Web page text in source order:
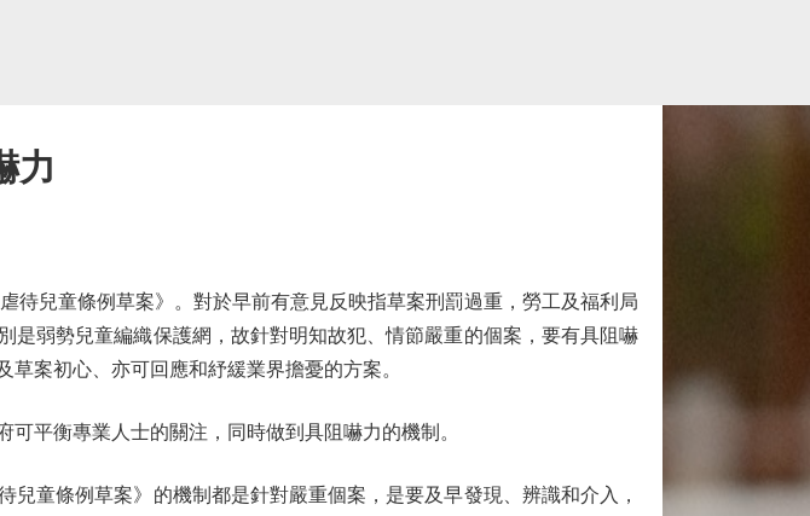
力
兒童條例草案》。對於早前有意見反映指草案刑罰過重，勞工及福利局
弱勢兒童編織保護網，故針對明知故犯、情節嚴重的個案，要有具阻嚇
案初心、亦可回應和紓緩業界擔憂的方案。
平衡專業人士的關注，同時做到具阻嚇力的機制。
童條例草案》的機制都是針對嚴重個案，是要及早發現、辨識和介入，